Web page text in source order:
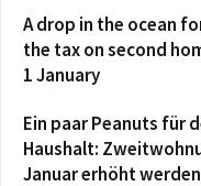
A drop in the ocean
the tax on second
1 January
Ein paar Peanuts für
Haushalt:
Januar erhöht werden